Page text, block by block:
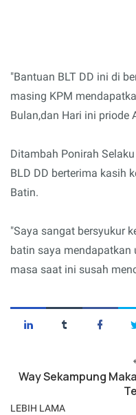
"Bantuan BLT DD ini di
masing KPM
Bulan,dan Hari ini priode
Ditambah Ponirah
BLD DD berterima kasih
Batin.
"Saya sangat bersyukur
batin saya
masa saat ini susah
Way Sekampung
LEBIH LAMA